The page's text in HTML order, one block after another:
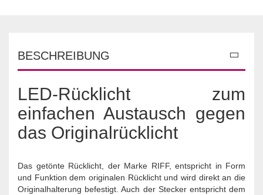
BESCHREIBUNG
LED-Rücklicht zum
einfachen Austausch gegen
das Originalrücklicht
Das getönte Rücklicht, der Marke RIFF, entspricht in Form
und Funktion dem originalen Rücklicht und wird direkt an die
Originalhalterung befestigt. Auch der Stecker entspricht dem